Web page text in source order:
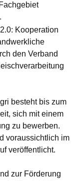
Kooperation
den Verband
besteht bis zum
sich mit einem
zu bewerben.
voraussichtlich im
veröffentlicht.
zur Förderung